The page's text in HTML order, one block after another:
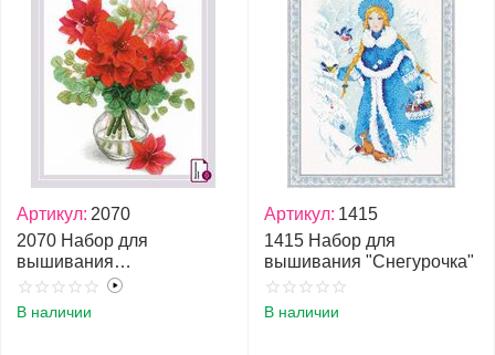
Артикул: 2070
2070 Набор для
вышивания
"Амариллисы"
В наличии
Артикул: 1415
1415 Набор для
вышивания "Снегурочка"
В наличии